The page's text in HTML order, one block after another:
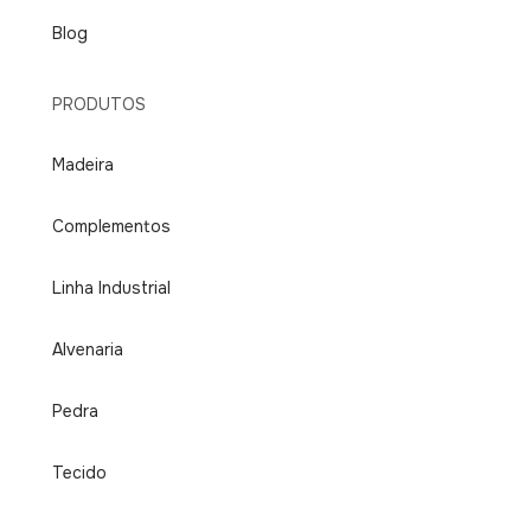
Blog
PRODUTOS
Madeira
Complementos
Linha Industrial
Alvenaria
Pedra
Tecido